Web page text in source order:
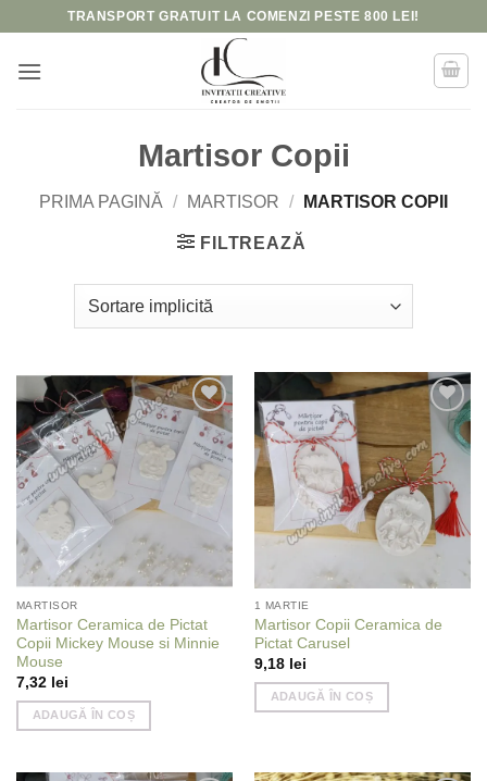
content
TRANSPORT GRATUIT LA COMENZI PESTE 800 LEI!
Martisor Copii
PRIMA PAGINĂ / MARTISOR / MARTISOR COPII
FILTREAZĂ
Add to
wishlist
MARTISOR
Martisor Ceramica de Pictat
Copii Mickey Mouse si Minnie
Mouse
7,32 lei
ADAUGĂ ÎN COȘ
Add to
wishlist
1 MARTIE
Martisor Copii Ceramica de
Pictat Carusel
9,18 lei
ADAUGĂ ÎN COȘ